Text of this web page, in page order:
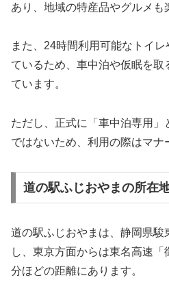
あり、地域の特産品やグルメも
また、24時間利用可能なトイ
ているため、車中泊や仮眠を
ています。
ただし、正式に「車中泊専用
ではないため、利用の際はマナ
道の駅ふじおやまの所在
道の駅ふじおやまは、静岡県駿
し、東京方面からは東名高速
分ほどの距離にあります。